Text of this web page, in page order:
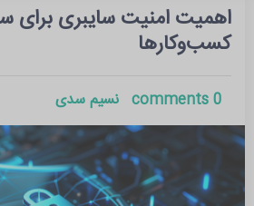
اهمیت امنیت سایبری برای
کسب‌وکارها
0 comments نسیم سدی